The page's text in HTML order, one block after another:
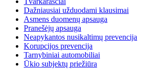
Dažniausiai užduodami klausimai
Asmens duomenų apsauga
Pranešėjų apsauga
Neapykantos nusikaltimų prevencija
Korupcijos prevencija
Tarnybiniai automobiliai
Ūkio subjektų priežiūra